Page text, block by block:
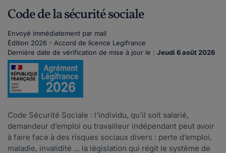
Code de la sécurité sociale
Envoyé immédiatement par mail
Édition 2026 - Accord de licence Legifrance
Dernière date de vérification de mise à jour le : Jeudi 6 août 2026
Code Sécurité Sociale : l’individu, qu’il soit salarié,
demandeur d’emploi ou travailleur indépendant peut avoir
à faire face à des risques sociaux divers : perte d’emploi,
maladie, invalidité ... la législation qui régit le système de